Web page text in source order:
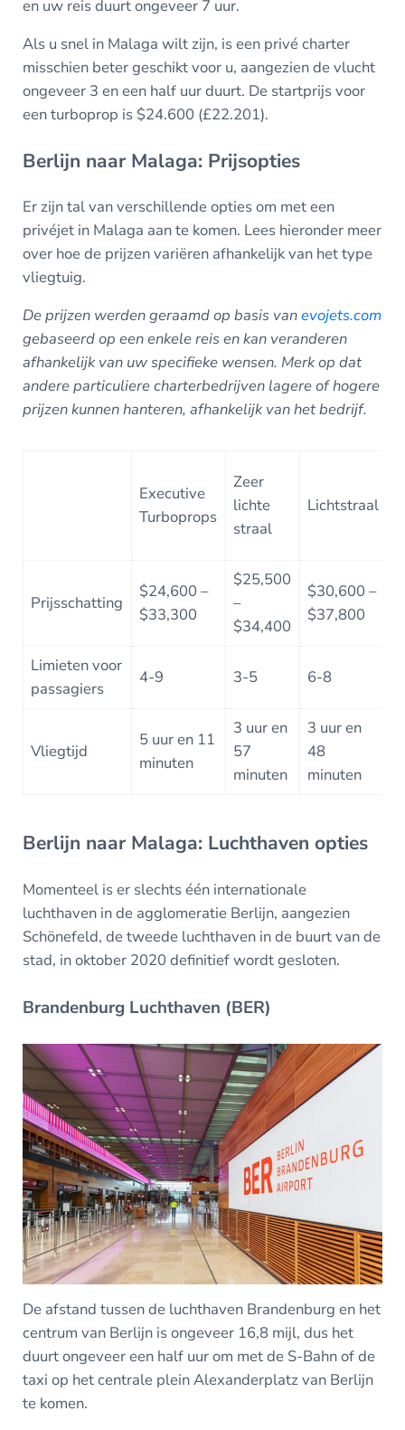
en uw reis duurt ongeveer 7 uur.
Als u snel in Malaga wilt zijn, is een privé charter
misschien beter geschikt voor u, aangezien de vlucht
ongeveer 3 en een half uur duurt. De startprijs voor
een turboprop is $24.600 (£22.201).
Berlijn naar Malaga: Prijsopties
Er zijn tal van verschillende opties om met een
privéjet in Malaga aan te komen. Lees hieronder meer
over hoe de prijzen variëren afhankelijk van het type
vliegtuig.
De prijzen werden geraamd op basis vanevojets.com
gebaseerd op een enkele reis en kan veranderen
afhankelijk van uw specifieke wensen. Merk op dat
andere particuliere charterbedrijven lagere of hogere
prijzen kunnen hanteren, afhankelijk van het bedrijf.
Executive
Turboprops
Zeer
lichte
straal
Lichtstraal
Prijsschatting
$24,600 –
$33,300
$25,500
–
$34,400
$30,600 –
$37,800
Limieten voor
passagiers
4-9 3-5 6-8
Vliegtijd
5 uur en 11
minuten
3 uur en
57
minuten
3 uur en
48
minuten
Berlijn naar Malaga: Luchthaven opties
Momenteel is er slechts één internationale
luchthaven in de agglomeratie Berlijn, aangezien
Schönefeld, de tweede luchthaven in de buurt van de
stad, in oktober 2020 definitief wordt gesloten.
Brandenburg Luchthaven (BER)
De afstand tussen de luchthaven Brandenburg en het
centrum van Berlijn is ongeveer 16,8 mijl, dus het
duurt ongeveer een half uur om met de S-Bahn of de
taxi op het centrale plein Alexanderplatz van Berlijn
te komen.